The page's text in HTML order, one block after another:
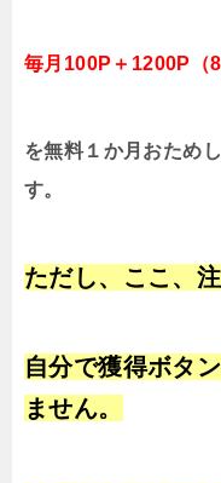
毎月100P＋1200P（
を無料１か月おため
す。
ただし、ここ、
自分で獲得ボタ
ません。